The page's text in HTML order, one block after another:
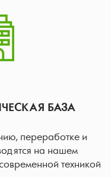
БАЗА
переработке и
на нашем
техникой